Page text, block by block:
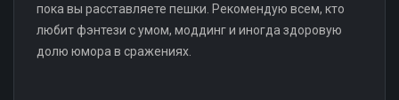
пока вы расставляете пешки. Рекомендую всем, кто
любит фэнтези с умом, моддинг и иногда здоровую
долю юмора в сражениях.